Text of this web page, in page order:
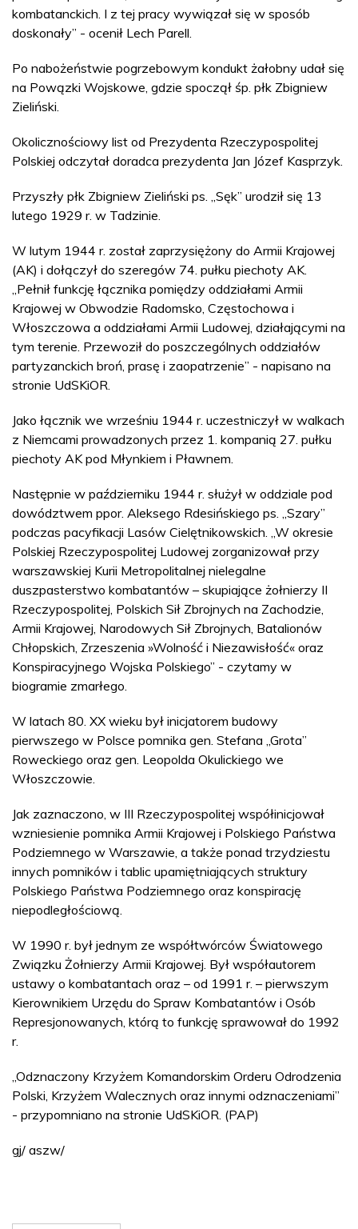
kombatanckich. I z tej pracy wywiązał się w sposób
doskonały” - ocenił Lech Parell.
Po nabożeństwie pogrzebowym kondukt żałobny udał się
na Powązki Wojskowe, gdzie spoczął śp. płk Zbigniew
Zieliński.
Okolicznościowy list od Prezydenta Rzeczypospolitej
Polskiej odczytał doradca prezydenta Jan Józef Kasprzyk.
Przyszły płk Zbigniew Zieliński ps. „Sęk” urodził się 13
lutego 1929 r. w Tadzinie.
W lutym 1944 r. został zaprzysiężony do Armii Krajowej
(AK) i dołączył do szeregów 74. pułku piechoty AK.
„Pełnił funkcję łącznika pomiędzy oddziałami Armii
Krajowej w Obwodzie Radomsko, Częstochowa i
Włoszczowa a oddziałami Armii Ludowej, działającymi na
tym terenie. Przewoził do poszczególnych oddziałów
partyzanckich broń, prasę i zaopatrzenie” - napisano na
stronie UdSKiOR.
Jako łącznik we wrześniu 1944 r. uczestniczył w walkach
z Niemcami prowadzonych przez 1. kompanią 27. pułku
piechoty AK pod Młynkiem i Pławnem.
Następnie w październiku 1944 r. służył w oddziale pod
dowództwem ppor. Aleksego Rdesińskiego ps. „Szary”
podczas pacyfikacji Lasów Cielętnikowskich. „W okresie
Polskiej Rzeczypospolitej Ludowej zorganizował przy
warszawskiej Kurii Metropolitalnej nielegalne
duszpasterstwo kombatantów – skupiające żołnierzy II
Rzeczypospolitej, Polskich Sił Zbrojnych na Zachodzie,
Armii Krajowej, Narodowych Sił Zbrojnych, Batalionów
Chłopskich, Zrzeszenia »Wolność i Niezawisłość« oraz
Konspiracyjnego Wojska Polskiego” - czytamy w
biogramie zmarłego.
W latach 80. XX wieku był inicjatorem budowy
pierwszego w Polsce pomnika gen. Stefana „Grota”
Roweckiego oraz gen. Leopolda Okulickiego we
Włoszczowie.
Jak zaznaczono, w III Rzeczypospolitej współinicjował
wzniesienie pomnika Armii Krajowej i Polskiego Państwa
Podziemnego w Warszawie, a także ponad trzydziestu
innych pomników i tablic upamiętniających struktury
Polskiego Państwa Podziemnego oraz konspirację
niepodległościową.
W 1990 r. był jednym ze współtwórców Światowego
Związku Żołnierzy Armii Krajowej. Był współautorem
ustawy o kombatantach oraz – od 1991 r. – pierwszym
Kierownikiem Urzędu do Spraw Kombatantów i Osób
Represjonowanych, którą to funkcję sprawował do 1992
r.
„Odznaczony Krzyżem Komandorskim Orderu Odrodzenia
Polski, Krzyżem Walecznych oraz innymi odznaczeniami”
- przypomniano na stronie UdSKiOR. (PAP)
gj/ aszw/